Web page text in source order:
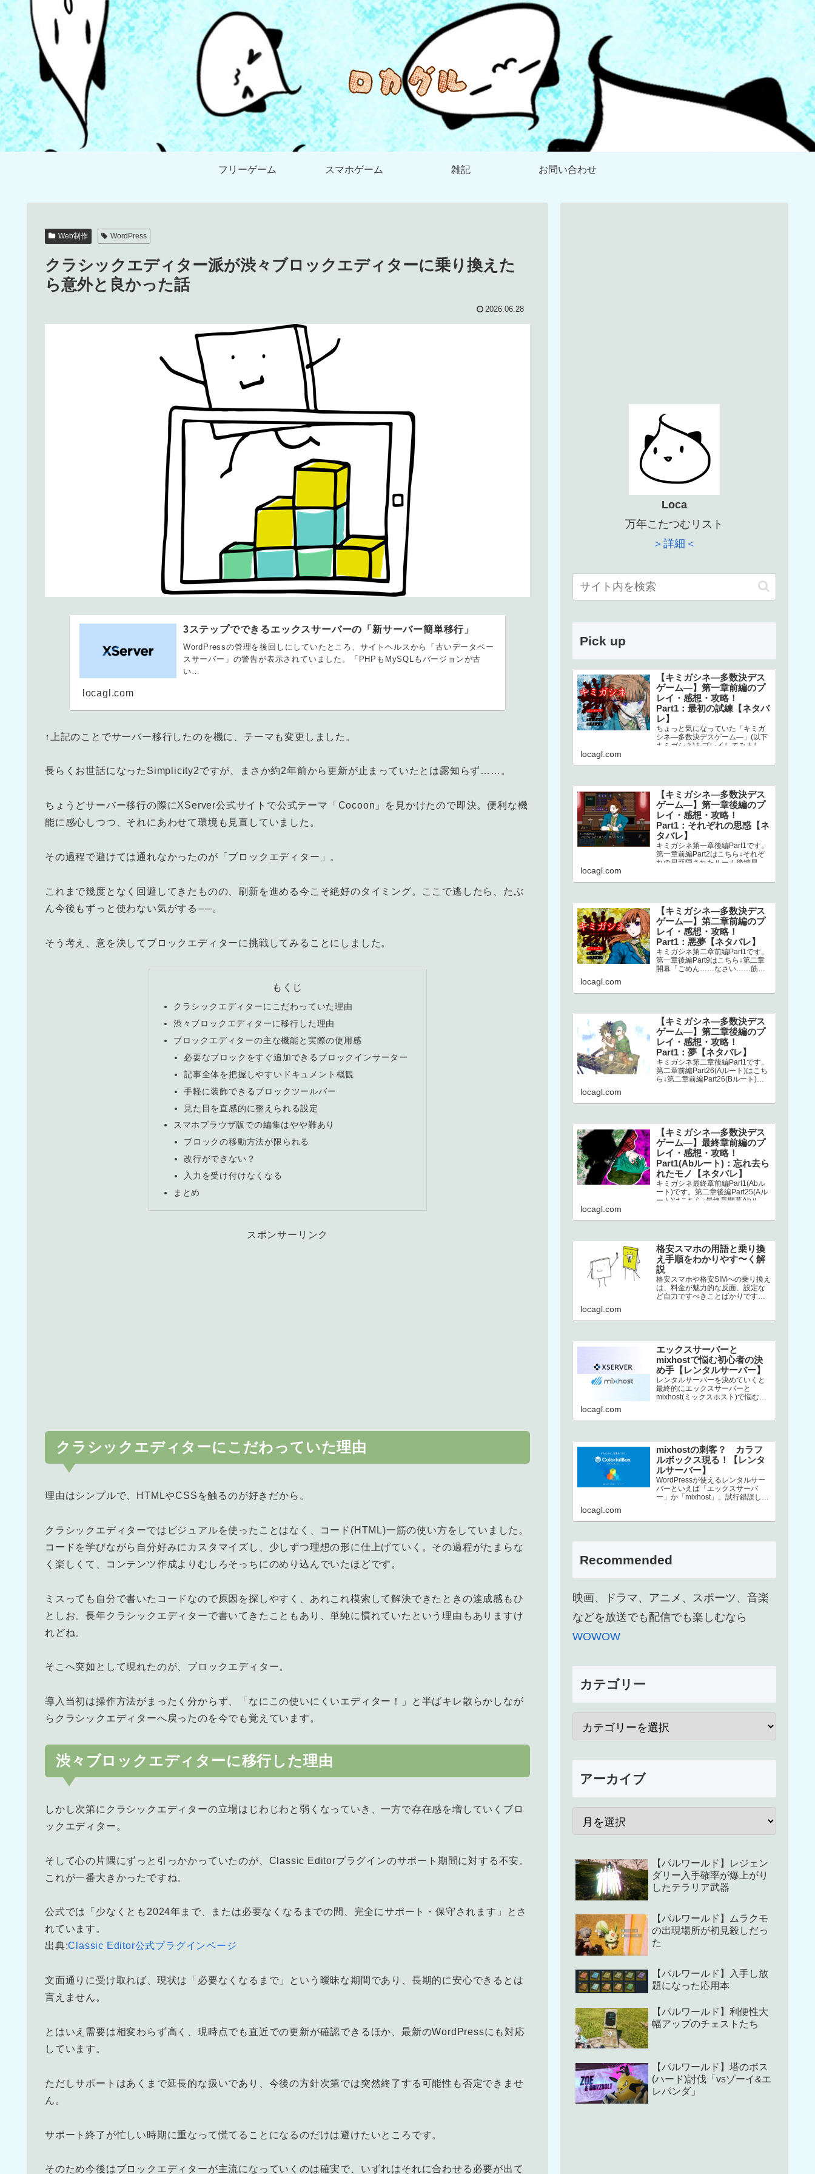
フリーゲーム スマホゲーム 雑記 お問い合わせ
Web制作 WordPress
クラシックエディター派が渋々ブロックエディターに乗り換えた
ら意外と良かった話
2026.06.28
3ステップでできるエックスサーバーの「新サーバー簡単移行」
WordPressの管理を後回しにしていたところ、サイトヘルスから「古いデータベー
スサーバー」の警告が表示されていました。「PHPもMySQLもバージョンが古
い…
locagl.com
↑上記のことでサーバー移行したのを機に、テーマも変更しました。
長らくお世話になったSimplicity2ですが、まさか約2年前から更新が止まっていたとは露知らず……。
ちょうどサーバー移行の際にXServer公式サイトで公式テーマ「Cocoon」を見かけたので即決。便利な機
能に感心しつつ、それにあわせて環境も見直していました。
その過程で避けては通れなかったのが「ブロックエディター」。
これまで幾度となく回避してきたものの、刷新を進める今こそ絶好のタイミング。ここで逃したら、たぶ
ん今後もずっと使わない気がする──。
そう考え、意を決してブロックエディターに挑戦してみることにしました。
もくじ
クラシックエディターにこだわっていた理由
渋々ブロックエディターに移行した理由
ブロックエディターの主な機能と実際の使用感
必要なブロックをすぐ追加できるブロックインサーター
記事全体を把握しやすいドキュメント概観
手軽に装飾できるブロックツールバー
見た目を直感的に整えられる設定
スマホブラウザ版での編集はやや難あり
ブロックの移動方法が限られる
改行ができない？
入力を受け付けなくなる
まとめ
スポンサーリンク
クラシックエディターにこだわっていた理由
理由はシンプルで、HTMLやCSSを触るのが好きだから。
クラシックエディターではビジュアルを使ったことはなく、コード(HTML)一筋の使い方をしていました。
コードを学びながら自分好みにカスタマイズし、少しずつ理想の形に仕上げていく。その過程がたまらな
く楽しくて、コンテンツ作成よりむしろそっちにのめり込んでいたほどです。
ミスっても自分で書いたコードなので原因を探しやすく、あれこれ模索して解決できたときの達成感もひ
としお。長年クラシックエディターで書いてきたこともあり、単純に慣れていたという理由もありますけ
れどね。
そこへ突如として現れたのが、ブロックエディター。
導入当初は操作方法がまったく分からず、「なにこの使いにくいエディター！」と半ばキレ散らかしなが
らクラシックエディターへ戻ったのを今でも覚えています。
渋々ブロックエディターに移行した理由
しかし次第にクラシックエディターの立場はじわじわと弱くなっていき、一方で存在感を増していくブロ
ックエディター。
そして心の片隅にずっと引っかかっていたのが、Classic Editorプラグインのサポート期間に対する不安。
これが一番大きかったですね。
公式では「少なくとも2024年まで、または必要なくなるまでの間、完全にサポート・保守されます」とさ
れています。
出典:Classic Editor公式プラグインページ
文面通りに受け取れば、現状は「必要なくなるまで」という曖昧な期間であり、長期的に安心できるとは
言えません。
とはいえ需要は相変わらず高く、現時点でも直近での更新が確認できるほか、最新のWordPressにも対応
しています。
ただしサポートはあくまで延長的な扱いであり、今後の方針次第では突然終了する可能性も否定できませ
ん。
サポート終了が忙しい時期に重なって慌てることになるのだけは避けたいところです。
そのため今後はブロックエディターが主流になっていくのは確実で、いずれはそれに合わせる必要が出て
Loca
万年こたつむリスト
＞詳細＜
Pick up
【キミガシネ―多数決デス
ゲーム―】第一章前編のプ
レイ・感想・攻略！
Part1：最初の試練【ネタバ
レ】
ちょっと気になっていた「キミガ
シネ―多数決デスゲーム―」(以下
キミガシネ)をプレイしてみまし
locagl.com
【キミガシネ―多数決デス
ゲーム―】第一章後編のプ
レイ・感想・攻略！
Part1：それぞれの思惑【ネ
タバレ】
キミガシネ第一章後編Part1です。
第一章前編Part2はこちら↓それぞ
れの思惑隠されたルール後編早々
locagl.com
【キミガシネ―多数決デス
ゲーム―】第二章前編のプ
レイ・感想・攻略！
Part1：悪夢【ネタバレ】
キミガシネ第二章前編Part1です。
第一章後編Part9はこちら↓第二章
開幕「ごめん……なさい……筋肉
ら…
locagl.com
【キミガシネ―多数決デス
ゲーム―】第二章後編のプ
レイ・感想・攻略！
Part1：夢【ネタバレ】
キミガシネ第二章後編Part1です。
第二章前編Part26(Aルート)はこち
ら↓第二章前編Part26(Bルート)は
locagl.com
【キミガシネ―多数決デス
ゲーム―】最終章前編のプ
レイ・感想・攻略！
Part1(Abルート)：忘れ去ら
れたモノ【ネタバレ】
キミガシネ最終章前編Part1(Abル
ート)です。第二章後編Part25(Aル
ート)はこちら↓最終章開幕Abルー
locagl.com
格安スマホの用語と乗り換
え手順をわかりやす〜く解
説
格安スマホや格安SIMへの乗り換え
は、料金が魅力的な反面、設定な
ど自力ですべきことばかりです。
まって…
locagl.com
エックスサーバーと
mixhostで悩む初心者の決
め手【レンタルサーバー】
レンタルサーバーを決めていくと
最終的にエックスサーバーと
mixhost(ミックスホスト)で悩むと
フ…
locagl.com
mixhostの刺客？ カラフ
ルボックス現る！【レンタ
ルサーバー】
WordPressが使えるレンタルサー
バーといえば「エックスサーバ
ー」か「mixhost」。試行錯誤した
locagl.com
Recommended
映画、ドラマ、アニメ、スポーツ、音楽
などを放送でも配信でも楽しむなら
WOWOW
カテゴリー
アーカイブ
【パルワールド】レジェン
ダリー入手確率が爆上がり
したテラリア武器
【パルワールド】ムラクモ
の出現場所が初見殺しだっ
た
【パルワールド】入手し放
題になった応用本
【パルワールド】利便性大
幅アップのチェストたち
【パルワールド】塔のボス
(ハード)討伐「vsゾーイ&エ
レパンダ」